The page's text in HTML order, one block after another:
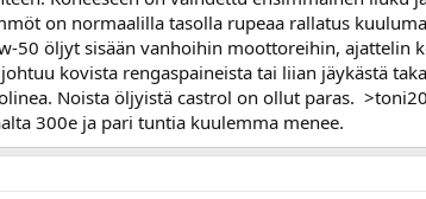
on normaalilla tasolla rupeaa rallatus
50 öljyt sisään vanhoihin moottoreihin, ajattelin
kovista rengaspaineista tai liian jäykästä
Noista öljyistä castrol on ollut paras.
300e ja pari tuntia kuulemma menee.